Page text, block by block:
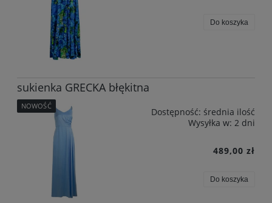
Do koszyka
sukienka GRECKA błękitna
Dostępność: średnia ilość
Wysyłka w: 2 dni
489,00 zł
Do koszyka
NOWOŚĆ